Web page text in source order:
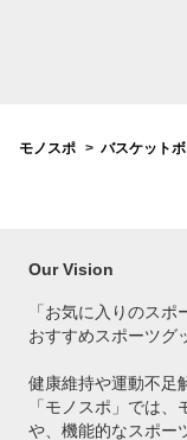
モノスポ バスケット
Our Vision
「お気に入りのスポ
おすすめスポーツグ
健康維持や運動不足
「モノスポ」では
や、機能的なスポー